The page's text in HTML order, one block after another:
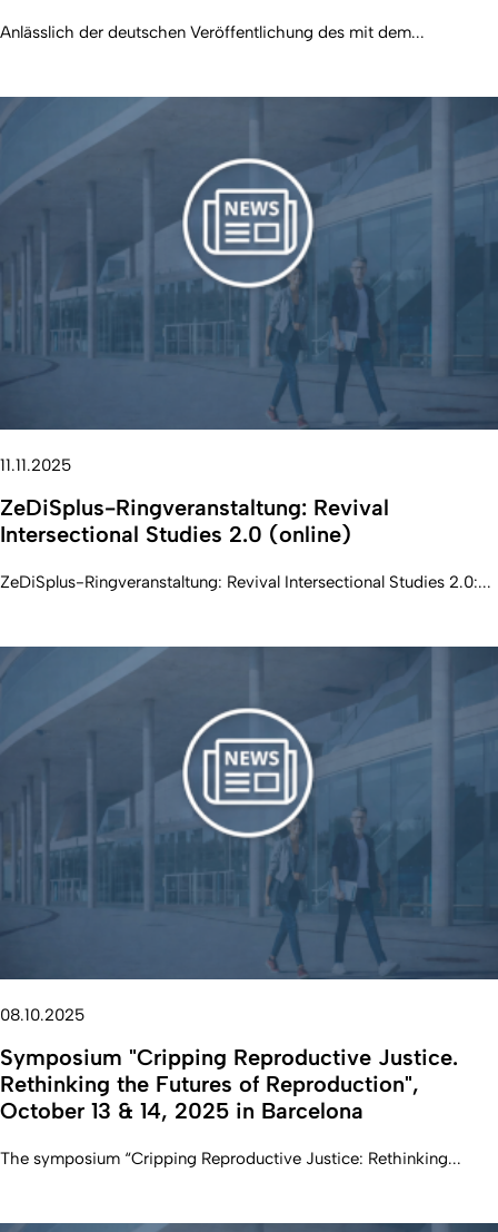
Anlässlich der deutschen Veröffentlichung des mit dem...
11.11.2025
ZeDiSplus-Ringveranstaltung: Revival
Intersectional Studies 2.0 (online)
ZeDiSplus-Ringveranstaltung: Revival Intersectional Studies 2.0:...
08.10.2025
Symposium "Cripping Reproductive Justice.
Rethinking the Futures of Reproduction",
October 13 & 14, 2025 in Barcelona
The symposium “Cripping Reproductive Justice: Rethinking...